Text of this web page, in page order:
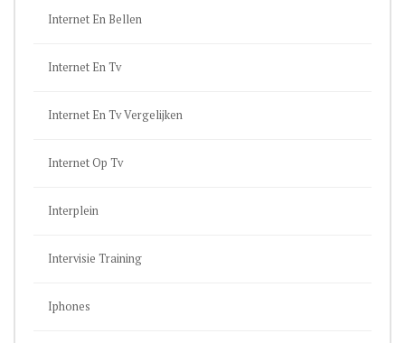
Internet En Bellen
Internet En Tv
Internet En Tv Vergelijken
Internet Op Tv
Interplein
Intervisie Training
Iphones